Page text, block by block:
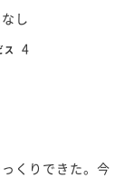
し
ス 4
くりできた。今